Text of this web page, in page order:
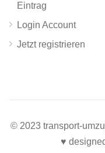
Eintrag
Login Account
Jetzt registrieren
© 2023 transport-
♥